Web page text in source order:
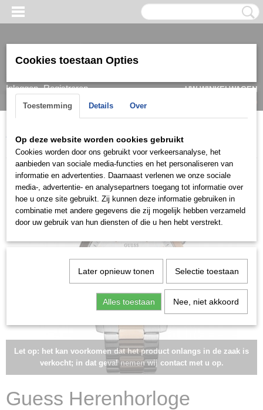
Inloggen Registreren
UW WINKELWAGEN
(0)
Home > Horloge > > Heren>
Guess Herenhorloge
W0123G1
Let op: het kan voorkomen dat het product onlangs in de zaak is
verkocht; in dat geval nemen wij contact met u op.
Guess Herenhorloge
Cookies toestaan Opties
Toestemming Details Over
Op deze website worden cookies gebruikt
Cookies worden door ons gebruikt voor verkeersanalyse, het
aanbieden van sociale media-functies en het personaliseren van
informatie en advertenties. Daarnaast verlenen we onze sociale
media-, advertentie- en analysepartners toegang tot informatie over
hoe u onze site gebruikt. Zij kunnen deze informatie gebruiken in
combinatie met andere gegevens die zij mogelijk hebben verzameld
door uw gebruik van hun diensten of die u hen hebt verstrekt.
Later opnieuw tonen Selectie toestaan
Alles toestaan Nee, niet akkoord